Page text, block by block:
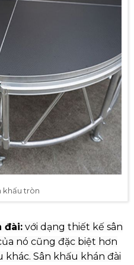
khấu tròn
đài: với dạng thiết kế sân
nó cũng đặc biệt hơn
Sân khấu khán đài